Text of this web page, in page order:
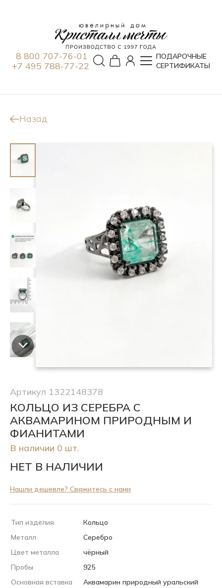
8 800 707-76-01
+7 495 788-77-22
ПОДАРОЧНЫЕ
СЕРТИФИКАТЫ
Назад
Артикул 1322148378
КОЛЬЦО ИЗ СЕРЕБРА С
АКВАМАРИНОМ ПРИРОДНЫМ И
ФИАНИТАМИ
В наличии 0 шт.
НЕТ В НАЛИЧИИ
Нашли дешевле? Свяжитесь с нами
Тип изделия
Кольцо
Металл
Серебро
Цвет металла
чёрный
Пробы
925
Основная вставка
Аквамарин природный уральский